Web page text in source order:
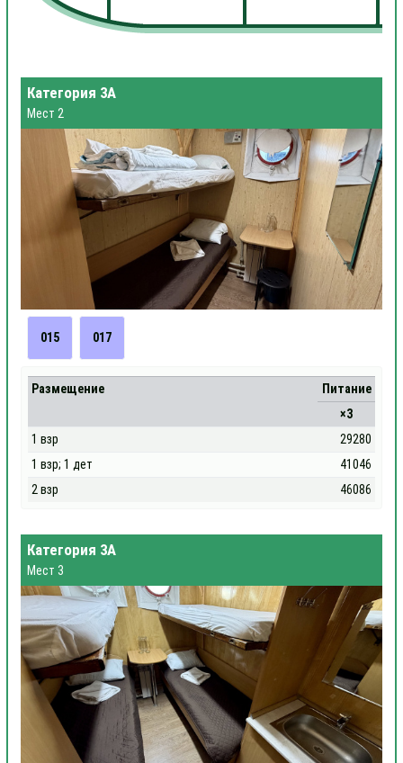
Категория 3А
Мест 2
015 017
Размещение
Питание
×3
1 взр
29280
1 взр; 1 дет
41046
2 взр
46086
Категория 3А
Мест 3